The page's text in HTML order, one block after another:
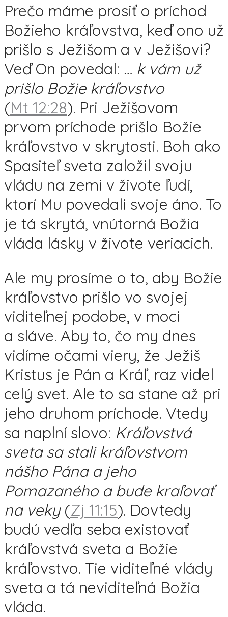
Prečo máme prosiť o príchod
Božieho kráľovstva, keď ono už
prišlo s Ježišom a v Ježišovi?
Veď On povedal: … kvám už
prišlo Božie kráľovstvo
(Mt 12:28). Pri Ježišovom
prvom príchode prišlo Božie
kráľovstvo v skrytosti. Boh ako
Spasiteľ sveta založil svoju
vládu na zemi v živote ľudí,
ktorí Mu povedali svoje áno. To
je tá skrytá, vnútorná Božia
vláda lásky v živote veriacich.
Ale my prosíme o to, aby Božie
kráľovstvo prišlo vo svojej
viditeľnej podobe, v moci
a sláve. Aby to, čo my dnes
vidíme očami viery, že Ježiš
Kristus je Pán a Kráľ, raz videl
celý svet. Ale to sa stane až pri
jeho druhom príchode. Vtedy
sa naplní slovo: Kráľovstvá
sveta sa stali kráľovstvom
nášho Pána a jeho
Pomazaného a bude kraľovať
na veky(Zj 11:15). Dovtedy
budú vedľa seba existovať
kráľovstvá sveta a Božie
kráľovstvo. Tie viditeľné vlády
sveta a tá neviditeľná Božia
vláda.